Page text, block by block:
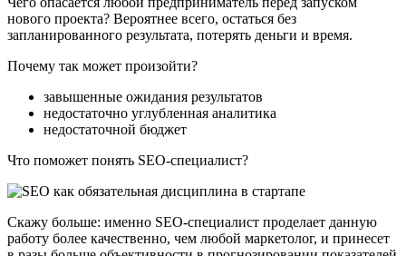
нового проекта? Вероятнее всего, остаться без
запланированного результата, потерять деньги и время.
Почему так может произойти?
завышенные ожидания результатов
недостаточно углубленная аналитика
недостаточной бюджет
Что поможет понять SEO-специалист?
Скажу больше: именно SEO-специалист проделает данную
работу более качественно, чем любой маркетолог, и принесет